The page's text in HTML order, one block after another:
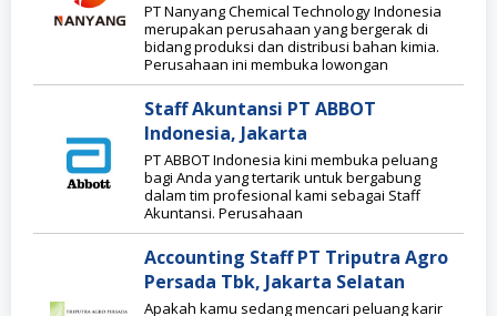
PT Nanyang Chemical Technology Indonesia
merupakan perusahaan yang bergerak di
bidang produksi dan distribusi bahan kimia.
Perusahaan ini membuka lowongan
Staff Akuntansi PT ABBOT
Indonesia, Jakarta
PT ABBOT Indonesia kini membuka peluang
bagi Anda yang tertarik untuk bergabung
dalam tim profesional kami sebagai Staff
Akuntansi. Perusahaan
Accounting Staff PT Triputra Agro
Persada Tbk, Jakarta Selatan
Apakah kamu sedang mencari peluang karir